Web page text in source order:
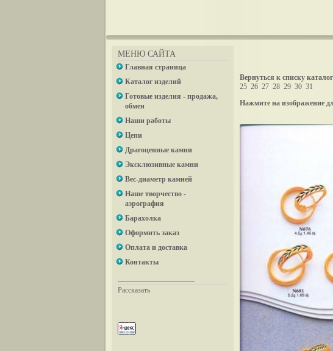
МЕНЮ САЙТА
Главная страница
Каталог изделий
Готовые изделия - продажа,
обмен
Наши работы
Цепи
Драгоценные камни
Эксклюзивные камни
Вес-диаметр камней
Наше творчество -
аэрография
Барахолка
Оформить заказ
Оплата и доставка
Контакты
Рассказать
Вернуться к списку
25 26 27 28 29 30 31
Нажмите на изображение